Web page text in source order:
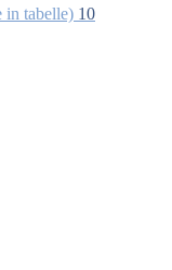
in tabelle) 10